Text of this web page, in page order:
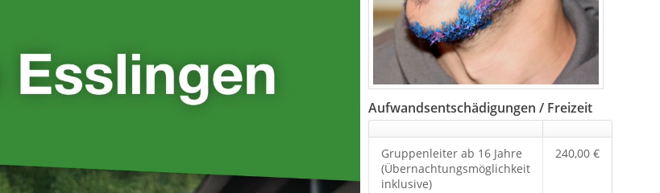
Aufwandsentschädigungen / Freizeit
Gruppenleiter ab 16 Jahre
(Übernachtungsmöglichkeit
inklusive)
240,00 €